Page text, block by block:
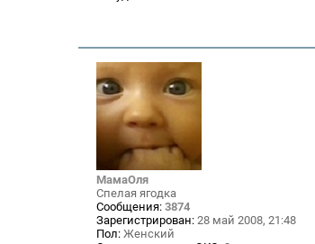
МамаОля
Спелая ягодка
Сообщения: 3874
Зарегистрирован: 28 май 2008, 21:48
Пол: Женский